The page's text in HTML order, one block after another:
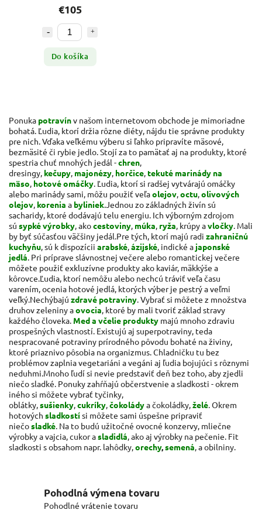
€105
Do košíka
Ponuka potravínv našom internetovom obchode je mimoriadne
bohatá. Ľudia, ktorí držia rôzne diéty, nájdu tie správne produkty
pre nich. Vďaka veľkému výberu si ľahko pripravíte mäsové,
bezmäsité či rybie jedlo. Stojí za to pamätať aj na produkty, ktoré
spestria chuť mnohých jedál -chren,
dresingy, kečupy, majonézy, horčice,tekuté marinády na
mäso, hotové omáčky. Ľudia, ktorí si radšej vytvárajú omáčky
alebo marinády sami, môžu použiť veľaolejov,octu,olivových
olejov, korenia a byliniek.Jednou zo základných živín sú
sacharidy, ktoré dodávajú telu energiu. Ich výborným zdrojom
sú sypké výrobky, akocestoviny, múka, ryža, krúpy avločky. Mali
by byť súčasťou väčšiny jedál.Pre tých, ktorí majú radi zahraničnú
kuchyňu, sú k dispozícii arabské,ázijské, indické a japonské
jedlá. Pri príprave slávnostnej večere alebo romantickej večere
môžete použiť exkluzívne produkty ako kaviár, mäkkýše a
kôrovce.Ľudia, ktorí nemôžu alebo nechcú tráviť veľa času
varením, ocenia hotové jedlá, ktorých výber je pestrý a veľmi
veľký.Nechýbajú zdravé potraviny. Vybrať si môžete z množstva
druhov zeleniny aovocia, ktoré by mali tvoriť základ stravy
každého človeka. Med a včelie produkty majú mnoho zdraviu
prospešných vlastností. Existujú aj superpotraviny, teda
nespracované potraviny prírodného pôvodu bohaté na živiny,
ktoré priaznivo pôsobia na organizmus. Chladničku tu bez
problémov zaplnia vegetariáni a vegáni aj ľudia bojujúci s rôznymi
neduhmi.Mnoho ľudí si nevie predstaviť deň bez toho, aby zjedli
niečo sladké. Ponuky zahŕňajú občerstvenie a sladkosti - okrem
iného si môžete vybrať tyčinky,
oblátky,sušienky,cukríky,čokoládya čokoládky,želé. Okrem
hotových sladkostísi môžete sami úspešne pripraviť
niečosladké. Na to budú užitočné ovocné konzervy, mliečne
výrobky a vajcia, cukor asladidlá, ako aj výrobky na pečenie. Fit
sladkosti s obsahom napr. lahôdky,orechy,semená, a obilniny.
Pohodlná výmena tovaru
Pohodlné vrátenie tovaru